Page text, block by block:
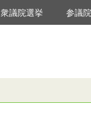
衆議院選挙 参議